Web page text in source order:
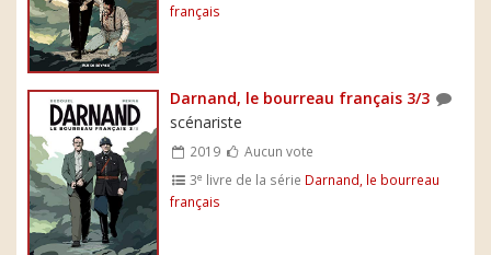
français
Darnand, le bourreau français 3/3
scénariste
2019
Aucun vote
3e livre de la série Darnand, le bourreau
français